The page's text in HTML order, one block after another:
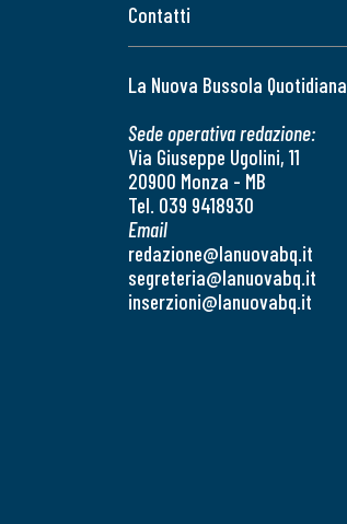
Contatti
La Nuova Bussola Quotidiana
Sede operativa redazione:
Via Giuseppe Ugolini, 11
20900 Monza - MB
Tel. 039 9418930
Email
redazione@lanuovabq.it
segreteria@lanuovabq.it
inserzioni@lanuovabq.it